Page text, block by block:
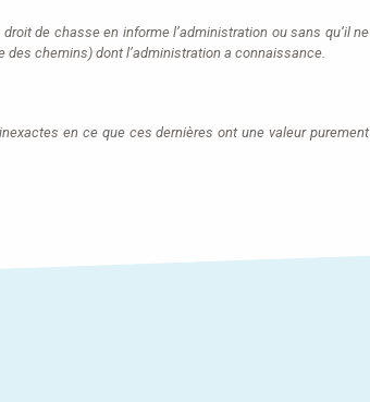
de chasse en informe l’administration ou sans qu’il ne
chemins) dont l’administration a connaissance.
en ce que ces dernières ont une valeur purement